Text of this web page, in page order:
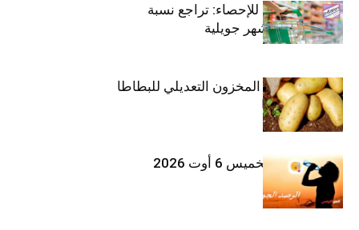
المعهد الوطني للإحصاء: تراجع نسبة
التضخم خلال شهر جويلية
وزارة الفلاحة : المخزون التعديلي للبطاطا
بلغ 12392 طنا
طقس اليوم الخميس 6 أوت 2026